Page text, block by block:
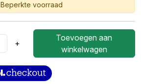
Beperkte voorraad
+
Toevoegen aan
winkelwagen